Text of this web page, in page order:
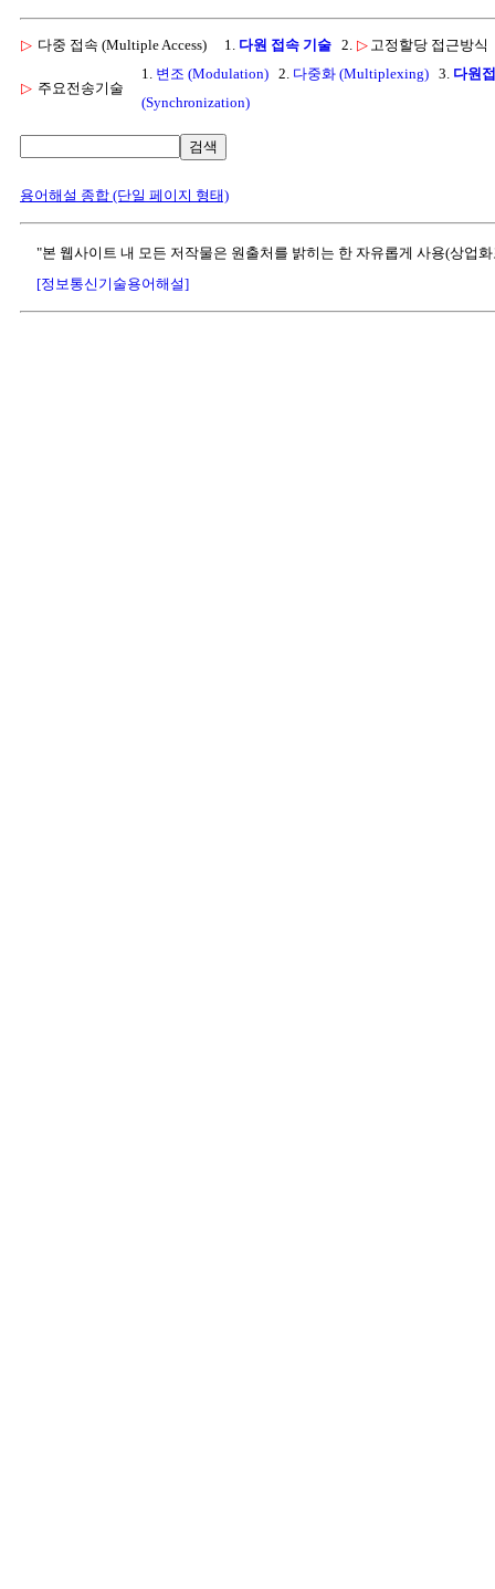
▷ 다중 접속 (Multiple Access) 1. 다원 접속 기술 2. ▷ 고정할당 접근방식
▷ 주요전송기술
1. 변조 (Modulation) 2. 다중화 (Multiplexing) 3. 다원
(Synchronization)
검색
용어해설 종합 (단일 페이지 형태)
"본 웹사이트 내 모든 저작물은 원출처를 밝히는 한 자유롭게 사용(상업
[정보통신기술용어해설]